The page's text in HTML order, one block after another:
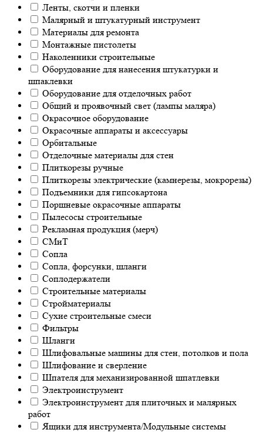
Ленты, скотчи и пленки
Малярный и штукатурный инструмент
Материалы для ремонта
Монтажные пистолеты
Наколенники строительные
Оборудование для нанесения штукатурки и
шпаклевки
Оборудование для отделочных работ
Общий и проявочный свет (лампы маляра)
Окрасочное оборудование
Окрасочные аппараты и аксессуары
Орбитальные
Отделочные материалы для стен
Плиткорезы ручные
Плиткорезы электрические (камнерезы, мокрорезы)
Подъемники для гипсокартона
Поршневые окрасочные аппараты
Пылесосы строительные
Рекламная продукция (мерч)
СМиТ
Сопла
Сопла, форсунки, шланги
Соплодержатели
Строительные материалы
Стройматериалы
Сухие строительные смеси
Фильтры
Шланги
Шлифовальные машины для стен, потолков и пола
Шлифование и сверление
Шпателя для механизированной шпатлевки
Электроинструмент
Электроинструмент для плиточных и малярных
работ
Ящики для инструмента/Модульные системы